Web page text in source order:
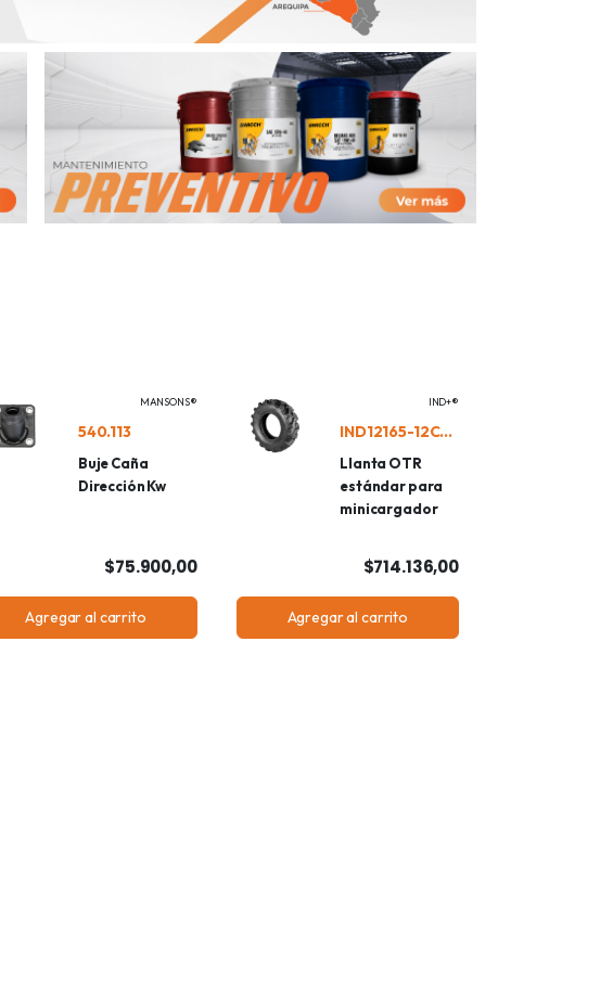
MANSONS®
540.113
Buje Caña
Dirección Kw
$75.900,00
Agregar al carrito
IND+®
IND12165-12CPSKS
Llanta OTR
estándar para
minicargador
$714.136,00
Agregar al carrito